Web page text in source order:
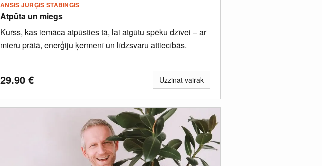
ANSIS JURĢIS STABINGIS
Atpūta un miegs
Kurss, kas iemāca atpūsties tā, lai atgūtu spēku dzīvei – ar
mieru prātā, enerģiju ķermenī un līdzsvaru attiecībās.
29.90 € Uzzināt vairāk